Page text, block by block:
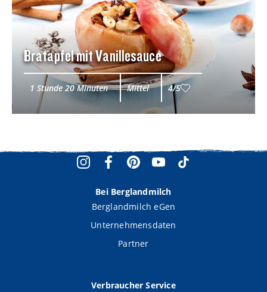
Bratapfel mit Vanillesauce
1 Stunde 20 Minuten Mittel 4/5
Bei Berglandmilch
Berglandmilch eGen
Unternehmensdaten
Partner
Verbraucher Service